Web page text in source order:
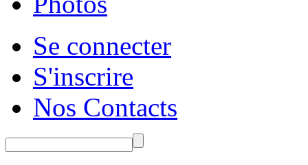
Se connecter
S'inscrire
Nos Contacts